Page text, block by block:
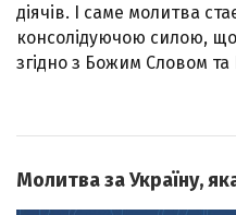
діячів. І саме молитва
консолідуючою силою,
згідно з Божим Словом
Молитва за Україну,